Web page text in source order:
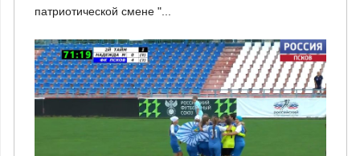
патриотической смене "...